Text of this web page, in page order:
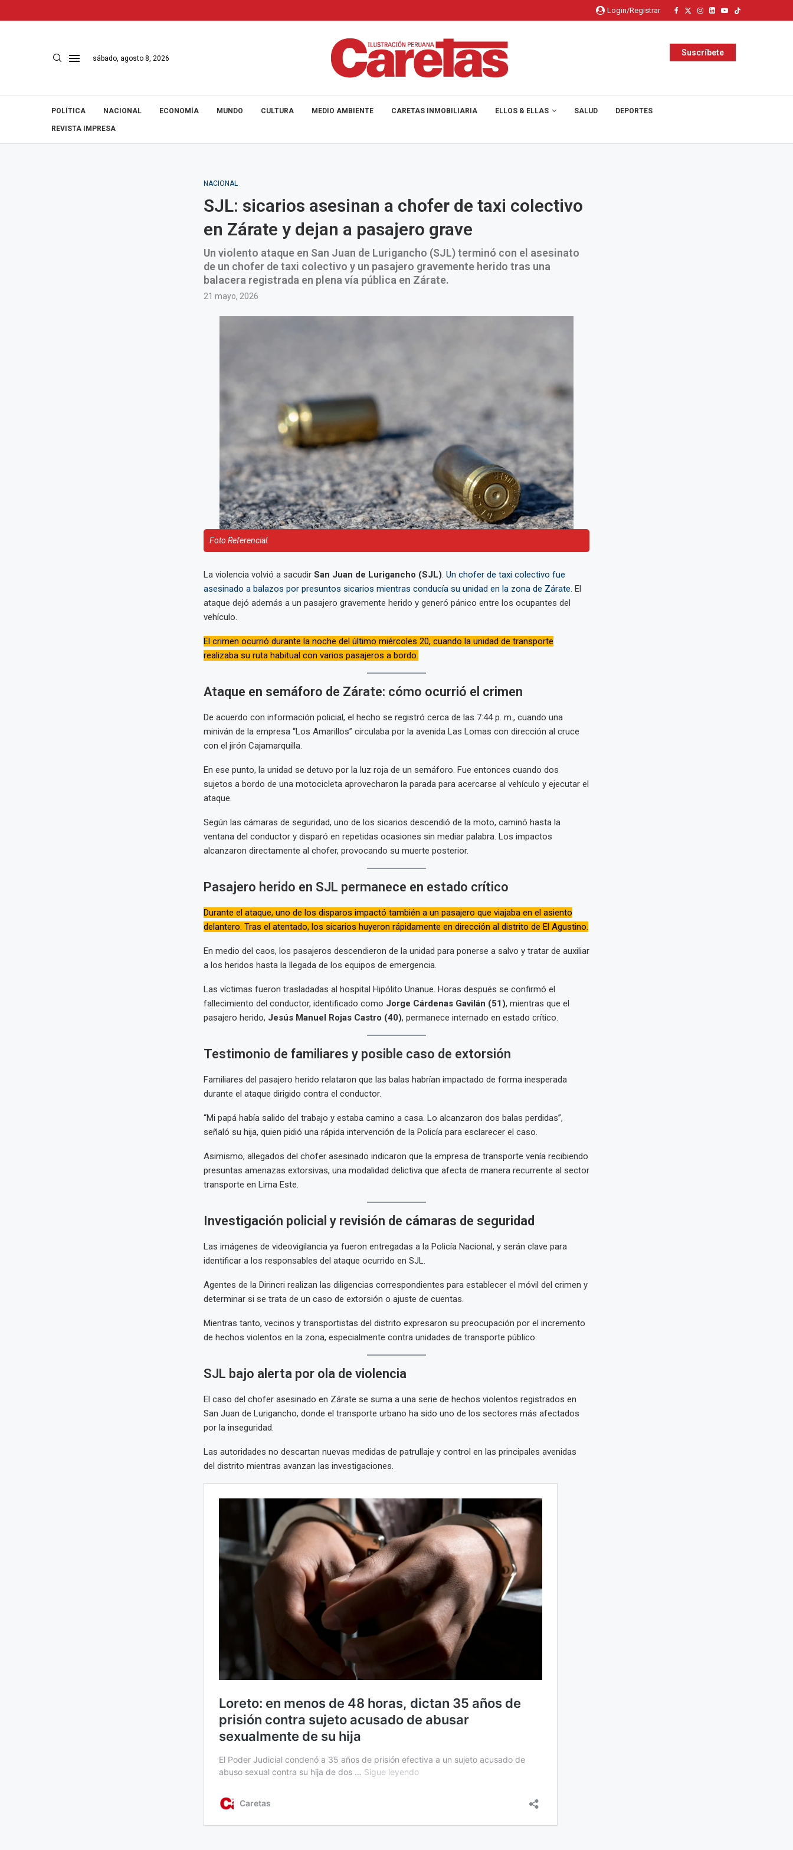
Login/Registrar
sábado, agosto 8, 2026
Suscríbete
POLÍTICA NACIONAL ECONOMÍA MUNDO CULTURA MEDIO AMBIENTE CARETAS INMOBILIARIA ELLOS & ELLAS SALUD DEPORTES
REVISTA IMPRESA
NACIONAL
SJL: sicarios asesinan a chofer de taxi colectivo
en Zárate y dejan a pasajero grave
Un violento ataque en San Juan de Lurigancho (SJL) terminó con el asesinato
de un chofer de taxi colectivo y un pasajero gravemente herido tras una
balacera registrada en plena vía pública en Zárate.
21 mayo, 2026
Foto Referencial.
La violencia volvió a sacudir San Juan de Lurigancho (SJL). Un chofer de taxi colectivo fue
asesinado a balazos por presuntos sicarios mientras conducía su unidad en la zona de Zárate. El
ataque dejó además a un pasajero gravemente herido y generó pánico entre los ocupantes del
vehículo.
El crimen ocurrió durante la noche del último miércoles 20, cuando la unidad de transporte
realizaba su ruta habitual con varios pasajeros a bordo.
Ataque en semáforo de Zárate: cómo ocurrió el crimen
De acuerdo con información policial, el hecho se registró cerca de las 7:44 p. m., cuando una
miniván de la empresa “Los Amarillos” circulaba por la avenida Las Lomas con dirección al cruce
con el jirón Cajamarquilla.
En ese punto, la unidad se detuvo por la luz roja de un semáforo. Fue entonces cuando dos
sujetos a bordo de una motocicleta aprovecharon la parada para acercarse al vehículo y ejecutar el
ataque.
Según las cámaras de seguridad, uno de los sicarios descendió de la moto, caminó hasta la
ventana del conductor y disparó en repetidas ocasiones sin mediar palabra. Los impactos
alcanzaron directamente al chofer, provocando su muerte posterior.
Pasajero herido en SJL permanece en estado crítico
Durante el ataque, uno de los disparos impactó también a un pasajero que viajaba en el asiento
delantero. Tras el atentado, los sicarios huyeron rápidamente en dirección al distrito de El Agustino.
En medio del caos, los pasajeros descendieron de la unidad para ponerse a salvo y tratar de auxiliar
a los heridos hasta la llegada de los equipos de emergencia.
Las víctimas fueron trasladadas al hospital Hipólito Unanue. Horas después se confirmó el
fallecimiento del conductor, identificado como Jorge Cárdenas Gavilán (51), mientras que el
pasajero herido, Jesús Manuel Rojas Castro (40), permanece internado en estado crítico.
Testimonio de familiares y posible caso de extorsión
Familiares del pasajero herido relataron que las balas habrían impactado de forma inesperada
durante el ataque dirigido contra el conductor.
“Mi papá había salido del trabajo y estaba camino a casa. Lo alcanzaron dos balas perdidas”,
señaló su hija, quien pidió una rápida intervención de la Policía para esclarecer el caso.
Asimismo, allegados del chofer asesinado indicaron que la empresa de transporte venía recibiendo
presuntas amenazas extorsivas, una modalidad delictiva que afecta de manera recurrente al sector
transporte en Lima Este.
Investigación policial y revisión de cámaras de seguridad
Las imágenes de videovigilancia ya fueron entregadas a la Policía Nacional, y serán clave para
identificar a los responsables del ataque ocurrido en SJL.
Agentes de la Dirincri realizan las diligencias correspondientes para establecer el móvil del crimen y
determinar si se trata de un caso de extorsión o ajuste de cuentas.
Mientras tanto, vecinos y transportistas del distrito expresaron su preocupación por el incremento
de hechos violentos en la zona, especialmente contra unidades de transporte público.
SJL bajo alerta por ola de violencia
El caso del chofer asesinado en Zárate se suma a una serie de hechos violentos registrados en
San Juan de Lurigancho, donde el transporte urbano ha sido uno de los sectores más afectados
por la inseguridad.
Las autoridades no descartan nuevas medidas de patrullaje y control en las principales avenidas
del distrito mientras avanzan las investigaciones.